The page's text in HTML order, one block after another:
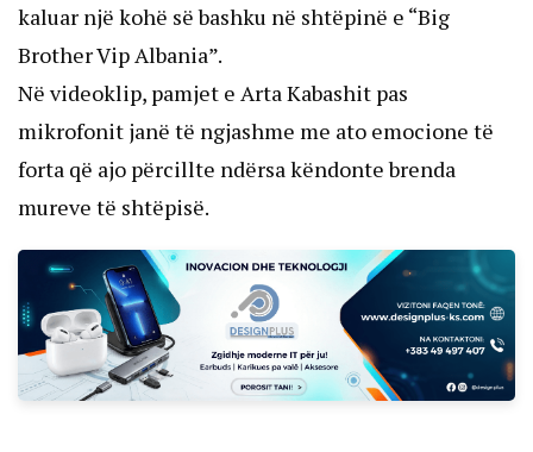
kaluar një kohë së bashku në shtëpinë e “Big
Brother Vip Albania”.
Në videoklip, pamjet e Arta Kabashit pas
mikrofonit janë të ngjashme me ato emocione të
forta që ajo përcillte ndërsa këndonte brenda
mureve të shtëpisë.